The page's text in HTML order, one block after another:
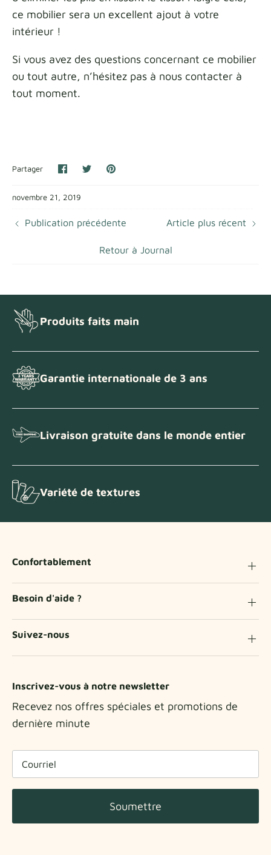
ce mobilier sera un excellent ajout à votre
intérieur !
Si vous avez des questions concernant ce mobilier
ou tout autre, n’hésitez pas à nous contacter à
tout moment.
Partager
Partager
sur
PartagerÉpingler
novembre 21, 2019
Publication précédente
Retour à Journal
Article plus récent
Produits faits main
Garantie internationale de 3 ans
Livraison gratuite dans le monde entier
Variété de textures
Inscrivez-vous à notre newsletter
Recevez nos offres spéciales et promotions de
dernière minute
Soumettre
Confortablement
Besoin d'aide ?
Suivez-nous